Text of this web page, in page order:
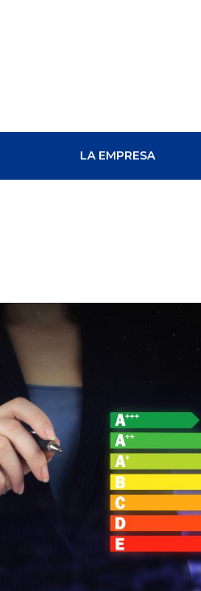
LA EMPRESA